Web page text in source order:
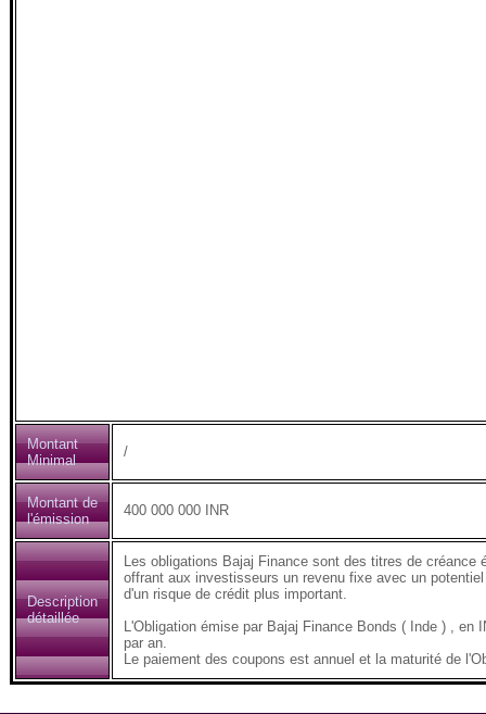
Montant
Minimal
/
Montant de
l'émission
400 000 000 INR
Description
détaillée
Les obligations Bajaj Finance sont des titres de
offrant aux investisseurs un revenu fixe avec un
d'un risque de crédit plus important.
L'Obligation émise par Bajaj Finance Bonds ( Inde ) ,
par an.
Le paiement des coupons est annuel et la maturité de